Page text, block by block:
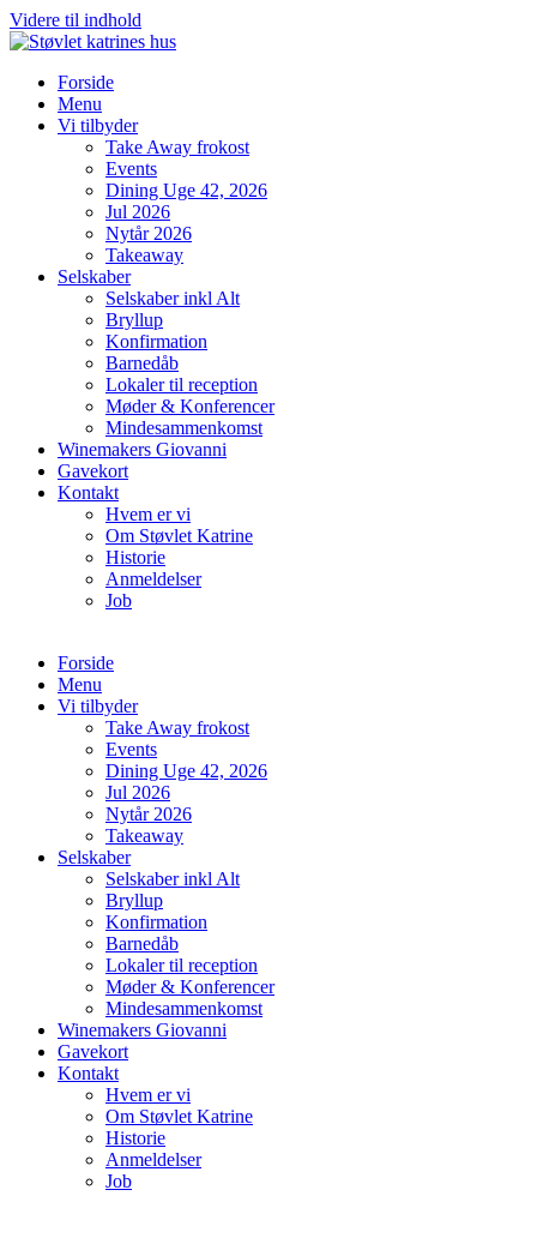
Videre til indhold
Forside
Menu
Vi tilbyder
Take Away frokost
Events
Dining Uge 42, 2026
Jul 2026
Nytår 2026
Takeaway
Selskaber
Selskaber inkl Alt
Bryllup
Konfirmation
Barnedåb
Lokaler til reception
Møder & Konferencer
Mindesammenkomst
Winemakers Giovanni
Gavekort
Kontakt
Hvem er vi
Om Støvlet Katrine
Historie
Anmeldelser
Job
Forside
Menu
Vi tilbyder
Take Away frokost
Events
Dining Uge 42, 2026
Jul 2026
Nytår 2026
Takeaway
Selskaber
Selskaber inkl Alt
Bryllup
Konfirmation
Barnedåb
Lokaler til reception
Møder & Konferencer
Mindesammenkomst
Winemakers Giovanni
Gavekort
Kontakt
Hvem er vi
Om Støvlet Katrine
Historie
Anmeldelser
Job